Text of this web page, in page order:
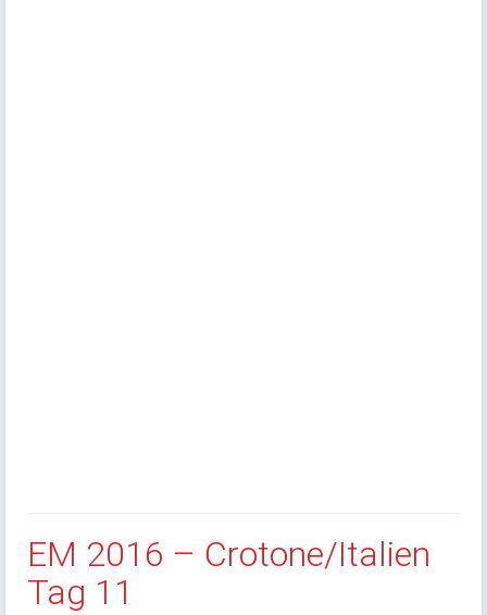
EM 2016 – Crotone/Italien
Tag 11